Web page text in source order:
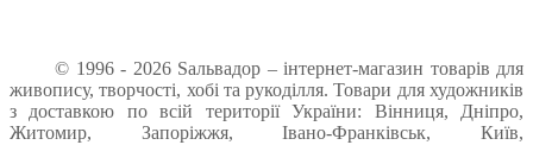
© 1996 - 2026 Sальвадор – інтернет-магазин товарів для
живопису, творчості, хобі та рукоділля. Товари для художників
з доставкою по всій території України: Вінниця, Дніпро,
Житомир, Запоріжжя, Івано-Франківськ, Київ,